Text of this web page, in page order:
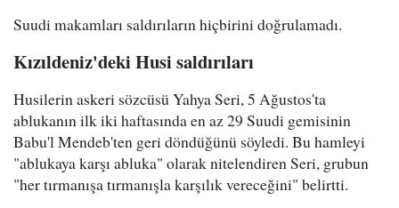
Suudi makamları saldırıların hiçbirini doğrulamadı.
Kızıldeniz'deki Husi saldırıları
Husilerin askeri sözcüsü Yahya Seri, 5 Ağustos'ta
ablukanın ilk iki haftasında en az 29 Suudi gemisinin
Babu'l Mendeb'ten geri döndüğünü söyledi. Bu hamleyi
"ablukaya karşı abluka" olarak nitelendiren Seri, grubun
"her tırmanışa tırmanışla karşılık vereceğini" belirtti.